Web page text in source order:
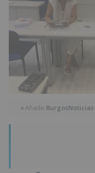
★Añade BurgosNoticias